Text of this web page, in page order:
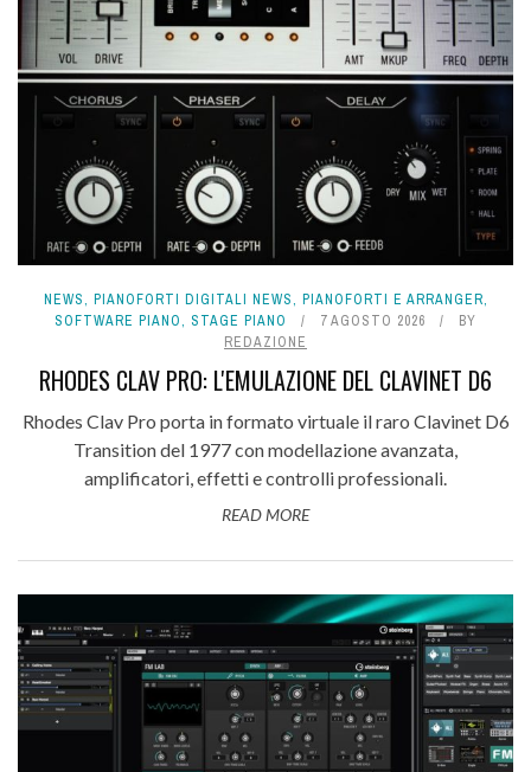
NEWS, PIANOFORTI DIGITALI NEWS, PIANOFORTI E ARRANGER,
SOFTWARE PIANO, STAGE PIANO 7 AGOSTO 2026
BY
REDAZIONE
RHODES CLAV PRO: L'EMULAZIONE DEL CLAVINET D6
Rhodes Clav Pro porta in formato virtuale il raro Clavinet D6
Transition del 1977 con modellazione avanzata,
amplificatori, effetti e controlli professionali.
READ MORE